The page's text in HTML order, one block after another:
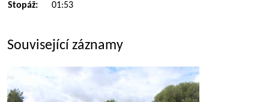
Stopáž:
01:53
Související záznamy